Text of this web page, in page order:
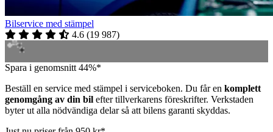
Bilservice med stämpel
4.6 (19 987)
Spara i genomsnitt 44%*
Beställ en service med stämpel i serviceboken. Du får en komplett
genomgång av din bil efter tillverkarens föreskrifter. Verkstaden
byter ut alla nödvändiga delar så att bilens garanti skyddas.